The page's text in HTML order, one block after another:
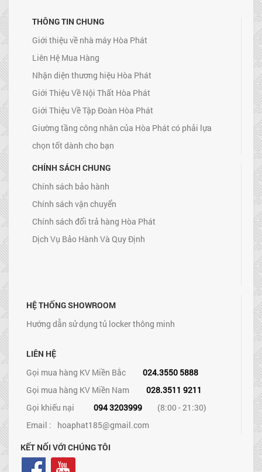
THÔNG TIN CHUNG
Giới thiệu về nhà máy Hòa Phát
Liên Hệ Mua Hàng
Nhận diện thương hiệu Hòa Phát
Giới Thiệu Về Nội Thất Hòa Phát
Giới Thiệu Về Tập Đoàn Hòa Phát
Giường tầng công nhân của Hòa Phát có phải lựa
chọn tốt dành cho bạn
CHÍNH SÁCH CHUNG
Chính sách bảo hành
Chính sách vận chuyển
Chính sách đổi trả hàng Hòa Phát
Dịch Vụ Bảo Hành Và Quy Định
HỆ THỐNG SHOWROOM
Hướng dẫn sử dụng tủ locker thông minh
LIÊN HỆ
Gọi mua hàng KV Miền Bắc
024.3550 5888
Gọi mua hàng KV Miền Nam
028.3511 9211
Gọi khiếu nại
094 3203999
(8:00 - 21:30)
Email : hoaphat185@gmail.com
KẾT NỐI VỚI CHÚNG TÔI